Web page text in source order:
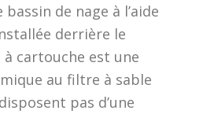
bassin de nage à l’aide
derrière le
cartouche est une
au filtre à sable
pas d’une